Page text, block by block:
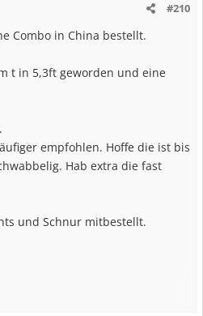
#210
Combo in China bestellt.
t in 5,3ft geworden und eine
empfohlen. Hoffe die ist bis
Hab extra die fast
und Schnur mitbestellt.